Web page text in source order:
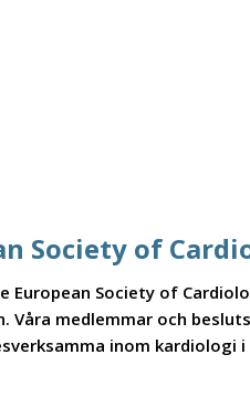
Society of
Society of
Våra medlemmar och
inom kardiologi i